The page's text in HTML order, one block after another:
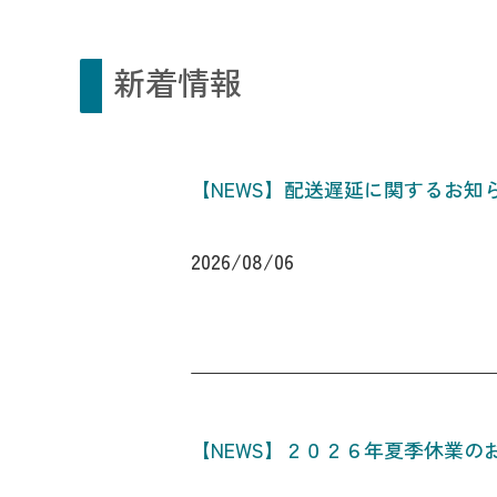
新着情報
【NEWS】配送遅延に関するお知
2026/08/06
【NEWS】２０２６年夏季休業の